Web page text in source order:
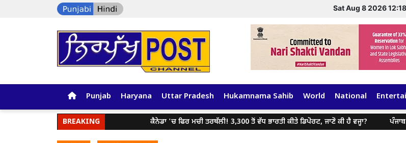
Sat Aug 8 2026
Punjab Haryana Uttar Pradesh Hukamnama Sahib World National
BREAKING ਕੈਨੇਡਾ 'ਚ ਫਿਰ ਮਚੀ ਤਰਥੱਲੀ! 3,300 ਤੋਂ ਵੱਧ ਭਾਰਤੀ ਕੀਤੇ ਡਿਪੋਰਟ, ਜਾਣੋ ਕੀ ਹੈ ਵਜ੍ਹਾ? ਪੰਜਾਬ